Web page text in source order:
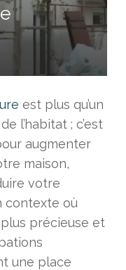
est plus qu’un
l’habitat ; c’est
augmenter
maison,
votre
contexte où
précieuse et
une place